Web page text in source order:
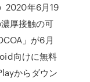
2020年6月19
厚接触の可
」が6月
向けに無料
からダウン